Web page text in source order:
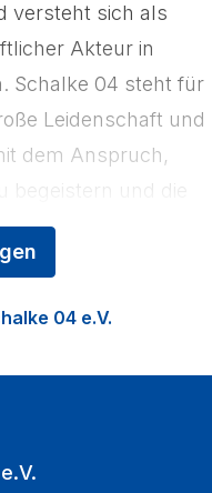
versteht sich als
Akteur in
Schalke 04 steht für
Leidenschaft und
dem Anspruch,
begeistern und die
der
ergänzt durch die
04 e.V.